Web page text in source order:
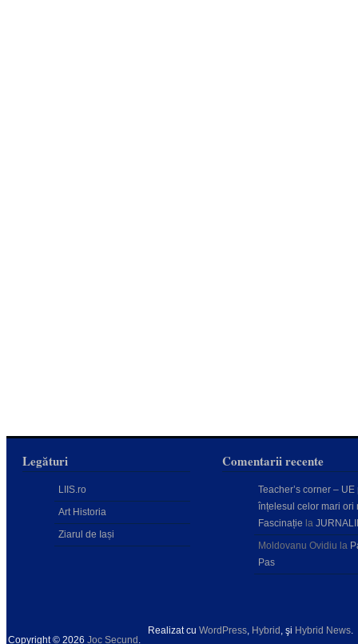
Legături
LIIS.ro
Art Historia
Ziarul de Iași
Comentarii recente
Teacher’s corner – UE
înțelesul celor mari ori
Fascinație la
Moldovanu Ovidiu la
Pas
Copyright © 2026 Joc Secund .
Realizat cu WordPress, Hybrid , şi Hybrid News.